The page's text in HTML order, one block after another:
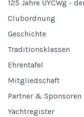
125 Jahre UYCWg -
Clubordnung
Geschichte
Traditionsklassen
Ehrentafel
Mitgliedschaft
Partner & Sponsoren
Yachtregister